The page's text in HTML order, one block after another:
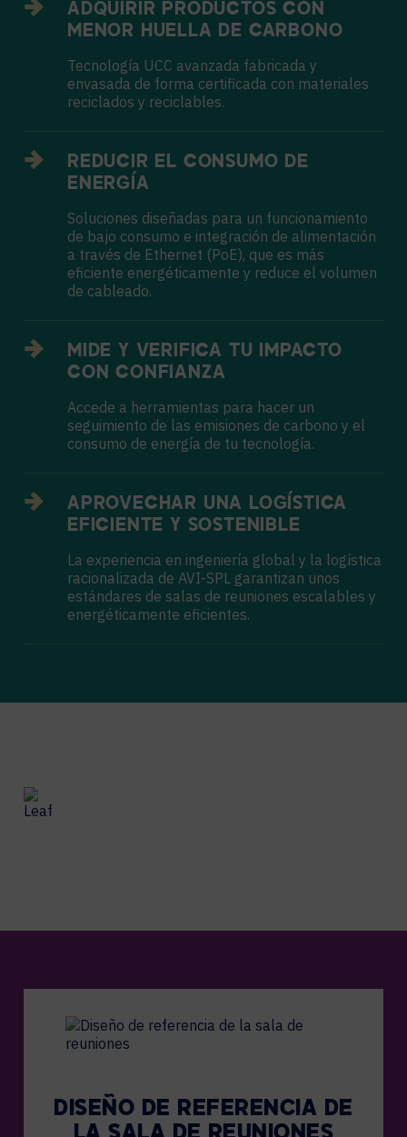
ADQUIRIR PRODUCTOS CON
MENOR HUELLA DE CARBONO
Tecnología UCC avanzada fabricada y
envasada de forma certificada con materiales
reciclados y reciclables.
REDUCIR EL CONSUMO DE
ENERGÍA
Soluciones diseñadas para un funcionamiento
de bajo consumo e integración de alimentación
a través de Ethernet (PoE), que es más
eficiente energéticamente y reduce el volumen
de cableado.
MIDE Y VERIFICA TU IMPACTO
CON CONFIANZA
Accede a herramientas para hacer un
seguimiento de las emisiones de carbono y el
consumo de energía de tu tecnología.
APROVECHAR UNA LOGÍSTICA
EFICIENTE Y SOSTENIBLE
La experiencia en ingeniería global y la logística
racionalizada de AVI-SPL garantizan unos
estándares de salas de reuniones escalables y
energéticamente eficientes.
DISEÑO DE REFERENCIA DE